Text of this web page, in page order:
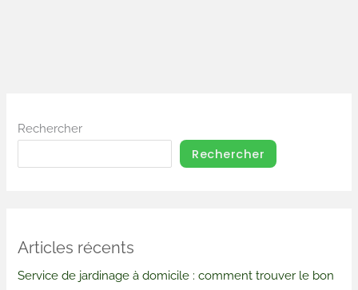
Rechercher
Rechercher
Articles récents
Service de jardinage à domicile : comment trouver le bon